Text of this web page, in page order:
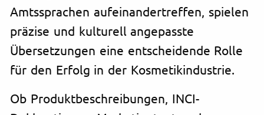
Amtssprachen aufeinandertreffen, spielen
präzise und kulturell angepasste
Übersetzungen eine entscheidende Rolle
für den Erfolg in der Kosmetikindustrie.
Ob Produktbeschreibungen, INCI-